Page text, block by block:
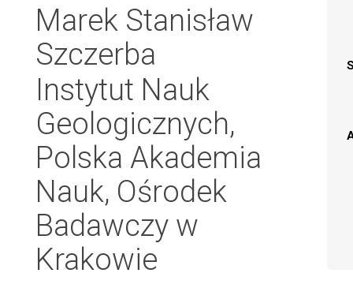
Marek Stanisław
Szczerba
Instytut Nauk
Geologicznych,
Polska Akademia
Nauk, Ośrodek
Badawczy w
Krakowie